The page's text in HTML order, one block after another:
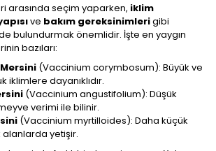
arasında seçim yaparken, iklim
ve bakım gereksinimlerigibi
bulundurmak önemlidir. İşte en yaygın
bazıları:
(Vaccinium corymbosum): Büyük ve
iklimlere dayanıklıdır.
(Vaccinium angustifolium): Düşük
verimi ile bilinir.
(Vaccinium myrtilloides): Daha küçük
alanlarda yetişir.